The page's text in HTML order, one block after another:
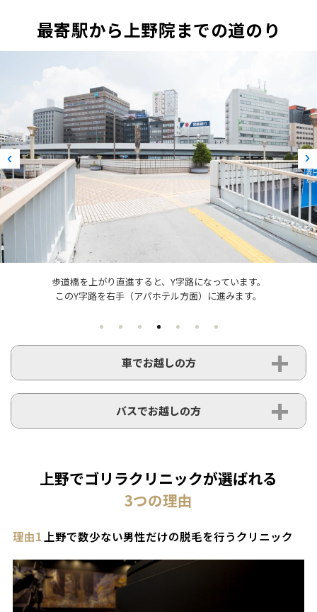
最寄駅から上野院までの道のり
首都高速道路の下をくぐるように進みます。
車でお越しの方
バスでお越しの方
上野でゴリラクリニックが選ばれる
3つの理由
理由1上野で数少ない男性だけの脱毛を行うクリニック